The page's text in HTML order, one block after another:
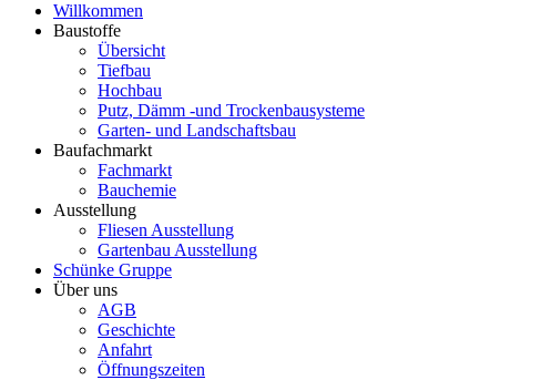
Willkommen
Baustoffe
Übersicht
Tiefbau
Hochbau
Putz, Dämm -und Trockenbausysteme
Garten- und Landschaftsbau
Baufachmarkt
Fachmarkt
Bauchemie
Ausstellung
Fliesen Ausstellung
Gartenbau Ausstellung
Schünke Gruppe
Über uns
AGB
Geschichte
Anfahrt
Öffnungszeiten